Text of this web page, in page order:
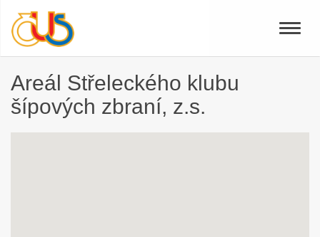
Toggle
Areál Střeleckého klubu
šípových zbraní, z.s.